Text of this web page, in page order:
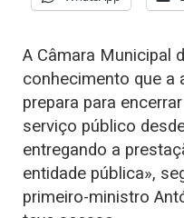
A Câmara Municipal
conhecimento que a
prepara para
serviço público
entregando a
entidade pública»,
primeiro-ministro